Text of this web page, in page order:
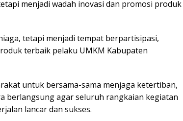
menjadi wadah inovasi dan promosi produk
tetapi menjadi tempat berpartisipasi,
terbaik pelaku UMKM Kabupaten
untuk bersama-sama menjaga ketertiban,
berlangsung agar seluruh rangkaian kegiatan
lancar dan sukses.